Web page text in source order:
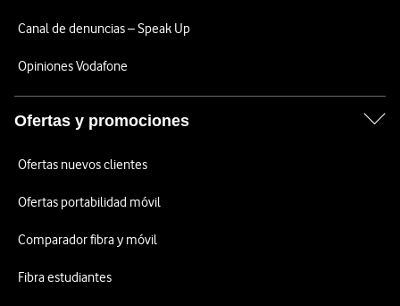
Canal de denuncias – Speak Up
Opiniones Vodafone
Ofertas y promociones
Ofertas nuevos clientes
Ofertas portabilidad móvil
Comparador fibra y móvil
Fibra estudiantes